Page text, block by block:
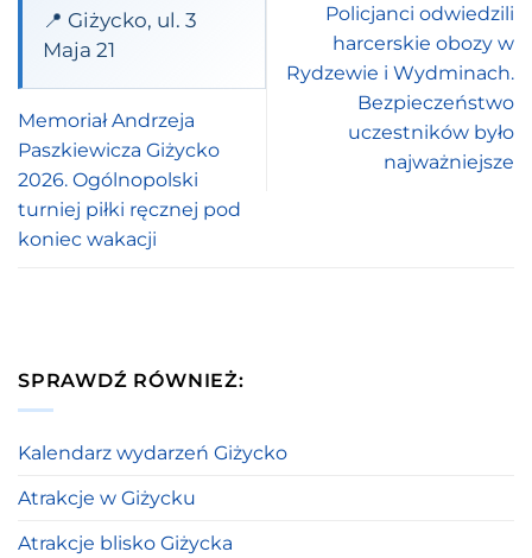
📍 Giżycko, ul. 3
Maja 21
Memoriał Andrzeja
Paszkiewicza Giżycko
2026. Ogólnopolski
turniej piłki ręcznej pod
koniec wakacji
Policjanci odwiedzili
harcerskie obozy w
Rydzewie i Wydminach.
Bezpieczeństwo
uczestników było
najważniejsze
SPRAWDŹ RÓWNIEŻ:
Kalendarz wydarzeń Giżycko
Atrakcje w Giżycku
Atrakcje blisko Giżycka